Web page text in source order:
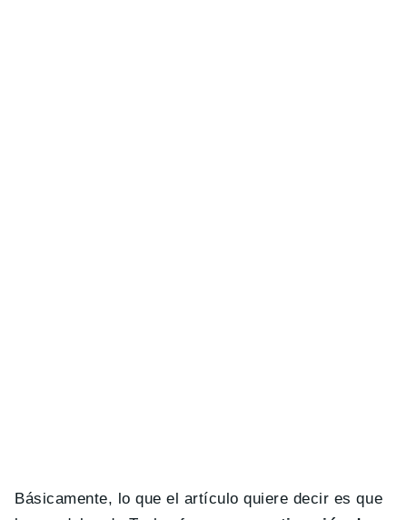
Básicamente, lo que el artículo quiere decir es que